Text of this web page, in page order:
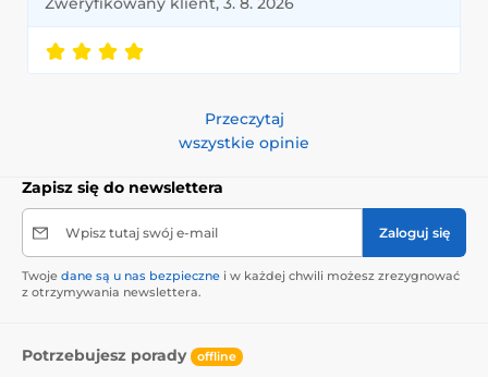
Przeczytaj
wszystkie opinie
Zapisz się do newslettera
Wpisz tutaj swój e-mail Zaloguj się
Twoje dane są u nas bezpieczne i w każdej chwili możesz zrezygnować
z otrzymywania newslettera.
Potrzebujesz porady offline